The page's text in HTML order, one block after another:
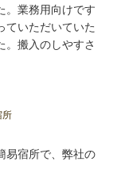
。業務用向けです
ていただいていた
。搬入のしやすさ
所
易宿所で、弊社の